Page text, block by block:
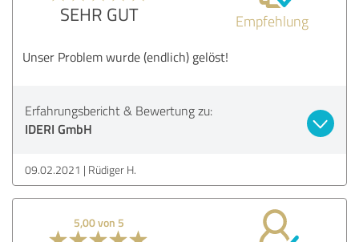
SEHR GUT Empfehlung
Unser Problem wurde (endlich) gelöst!
Erfahrungsbericht & Bewertung zu:
IDERI GmbH
09.02.2021 Rüdiger H.
5,00 von 5